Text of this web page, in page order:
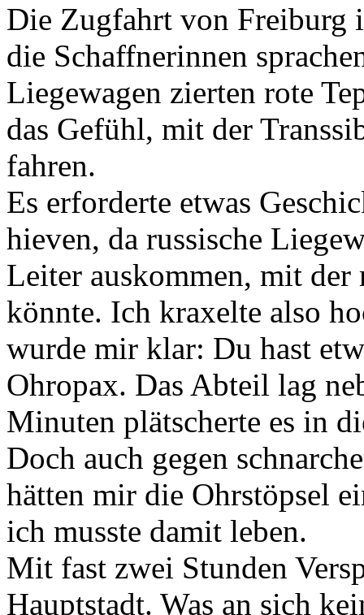
Die Zugfahrt von Freiburg
die Schaffnerinnen
Liegewagen zierten rote
das Gefühl, mit der
fahren.
Es erforderte etwas
hieven, da russische
Leiter auskommen, mit
könnte. Ich kraxelte also
wurde mir klar: Du hast
Ohropax. Das Abteil lag
Minuten plätscherte es in
Doch auch gegen
hätten mir die Ohrstöpsel
ich musste damit leben.
Mit fast zwei Stunden
Hauptstadt. Was an sich